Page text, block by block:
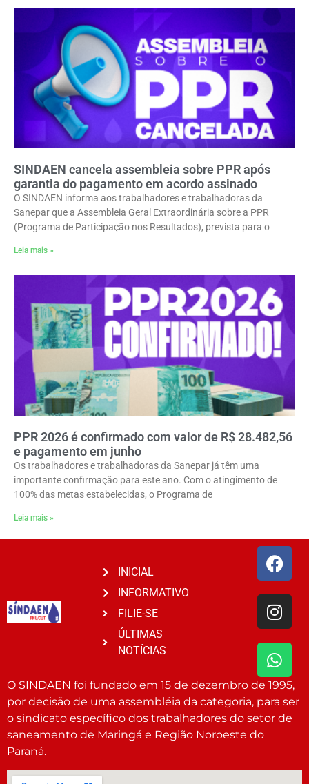
SINDAEN cancela assembleia sobre PPR após
garantia do pagamento em acordo assinado
O SINDAEN informa aos trabalhadores e trabalhadoras da
Sanepar que a Assembleia Geral Extraordinária sobre a PPR
(Programa de Participação nos Resultados), prevista para o
Leia mais »
PPR 2026 é confirmado com valor de R$ 28.482,56
e pagamento em junho
Os trabalhadores e trabalhadoras da Sanepar já têm uma
importante confirmação para este ano. Com o atingimento de
100% das metas estabelecidas, o Programa de
Leia mais »
INICIAL
INFORMATIVO
FILIE-SE
ÚLTIMAS
NOTÍCIAS
O SINDAEN foi fundado em 15 de dezembro de 1995,
por decisão de uma assembléia da categoria, para ser
o sindicato específico dos trabalhadores do setor de
saneamento de Maringá e Região Noroeste do
Paraná.